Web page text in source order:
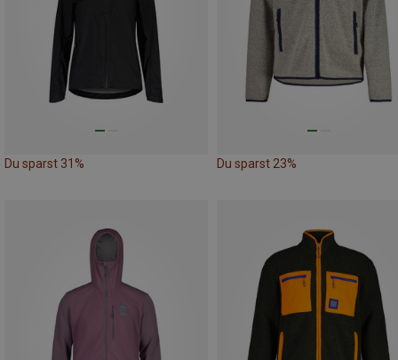
Du sparst 31% Du sparst 23%